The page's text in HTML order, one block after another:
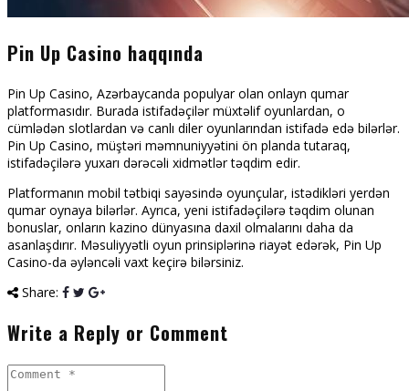
Pin Up Casino haqqında
Pin Up Casino, Azərbaycanda populyar olan onlayn qumar
platformasıdır. Burada istifadəçilər müxtəlif oyunlardan, o
cümlədən slotlardan və canlı diler oyunlarından istifadə edə bilərlər.
Pin Up Casino, müştəri məmnuniyyətini ön planda tutaraq,
istifadəçilərə yuxarı dərəcəli xidmətlər təqdim edir.
Platformanın mobil tətbiqi sayəsində oyunçular, istədikləri yerdən
qumar oynaya bilərlər. Ayrıca, yeni istifadəçilərə təqdim olunan
bonuslar, onların kazino dünyasına daxil olmalarını daha da
asanlaşdırır. Məsuliyyətli oyun prinsiplərinə riayət edərək, Pin Up
Casino-da əyləncəli vaxt keçirə bilərsiniz.
Share:
Write a Reply or Comment